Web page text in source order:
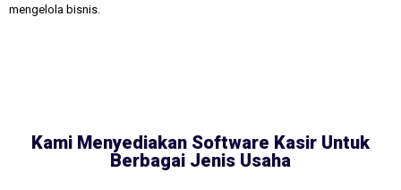
mengelola bisnis.
Kami Menyediakan Software Kasir Untuk
Berbagai Jenis Usaha